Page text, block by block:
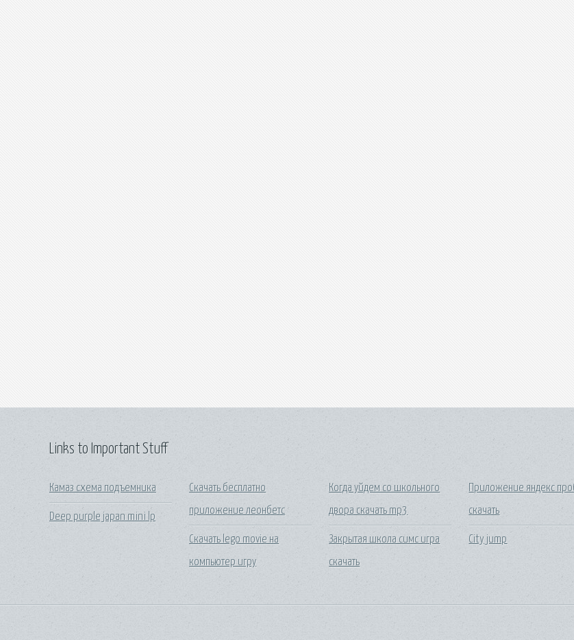
Links to Important Stuff
Камаз схема подъемника
Deep purple japan mini lp
Скачать бесплатно
приложение леонбетс
Скачать lego movie на
компьютер игру
Когда уйдем со школьного
двора скачать mp3
Закрытая школа симс игра
скачать
Приложение яндекс
скачать
City jump